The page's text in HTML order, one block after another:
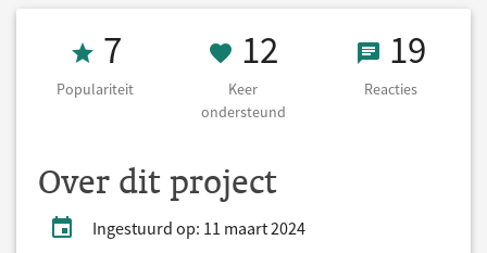
Populariteit 7
7
Populariteit
12 Keer
12
Keer
ondersteund
1919
Reacties
Over dit project
Ingestuurd op: 11 maart 2024